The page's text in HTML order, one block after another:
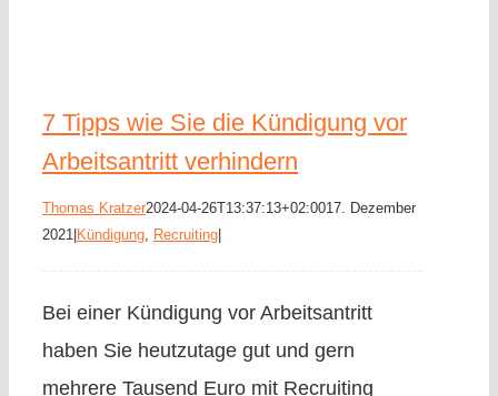
7 Tipps wie Sie die Kündigung vor
Arbeitsantritt verhindern
Thomas Kratzer2024-04-26T13:37:13+02:0017. Dezember
2021 Kündigung, Recruiting
Bei einer Kündigung vor Arbeitsantritt
haben Sie heutzutage gut und gern
mehrere Tausend Euro mit Recruiting